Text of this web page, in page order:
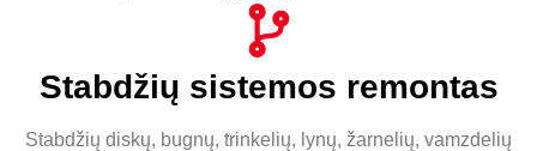
Stabdžių sistemos remontas
Stabdžių diskų, bugnų, trinkelių, lynų, žarnelių, vamzdelių